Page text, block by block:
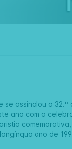
assinalou o 32.º
ano com a
ano de